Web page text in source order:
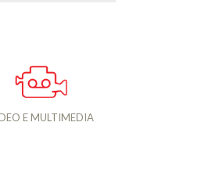
E MULTIMEDIA